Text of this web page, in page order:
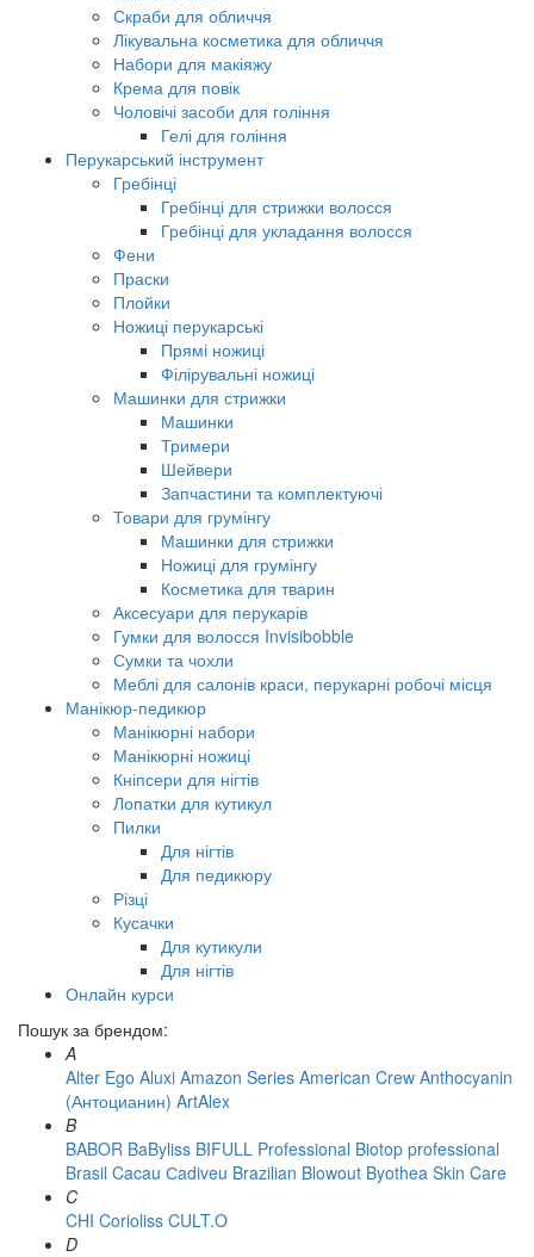
Скраби для обличчя
Лікувальна косметика для обличчя
Набори для макіяжу
Крема для повік
Чоловічі засоби для гоління
Гелі для гоління
Перукарський інструмент
Гребінці
Гребінці для стрижки волосся
Гребінці для укладання волосся
Фени
Праски
Плойки
Ножиці перукарські
Прямі ножиці
Філірувальні ножиці
Машинки для стрижки
Машинки
Тримери
Шейвери
Запчастини та комплектуючі
Товари для грумінгу
Машинки для стрижки
Ножиці для грумінгу
Косметика для тварин
Аксесуари для перукарів
Гумки для волосся Invisibobble
Сумки та чохли
Меблі для салонів краси, перукарні робочі місця
Манікюр-педикюр
Манікюрні набори
Манікюрні ножиці
Кніпсери для нігтів
Лопатки для кутикул
Пилки
Для нігтів
Для педикюру
Різці
Кусачки
Для кутикули
Для нігтів
Онлайн курси
Пошук за брендом:
A
Alter Ego Aluxi Amazon Series American Crew Anthocyanin
(Антоцианин) ArtAlex
B
BABOR BaByliss BIFULL Professional Biotop professional
Brasil Cacau Сadiveu Brazilian Blowout Byothea Skin Care
C
CHI Corioliss CULT.O
D